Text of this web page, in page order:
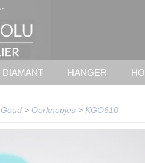
DIAMANT HANGER
Goud > Oorknopjes > KGO610